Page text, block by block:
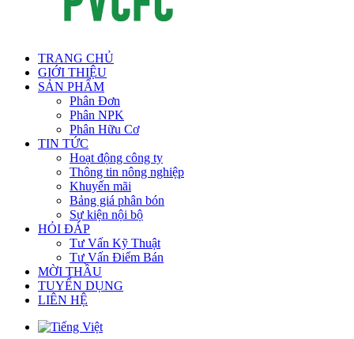
TRANG CHỦ
GIỚI THIỆU
SẢN PHẨM
Phân Đơn
Phân NPK
Phân Hữu Cơ
TIN TỨC
Hoạt động công ty
Thông tin nông nghiệp
Khuyến mãi
Bảng giá phân bón
Sự kiện nội bộ
HỎI ĐÁP
Tư Vấn Kỹ Thuật
Tư Vấn Điểm Bán
MỜI THẦU
TUYỂN DỤNG
LIÊN HỆ